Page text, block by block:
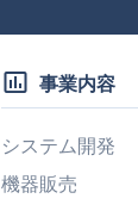
insert_chart_outlined 事業内容
システム開発
機器販売